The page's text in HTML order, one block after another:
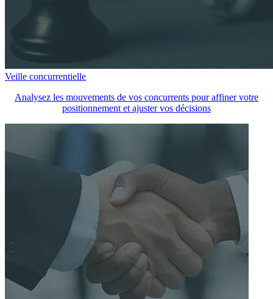
Veille concurrentielle
Analysez les mouvements de vos concurrents pour affiner votre
positionnement et ajuster vos décisions